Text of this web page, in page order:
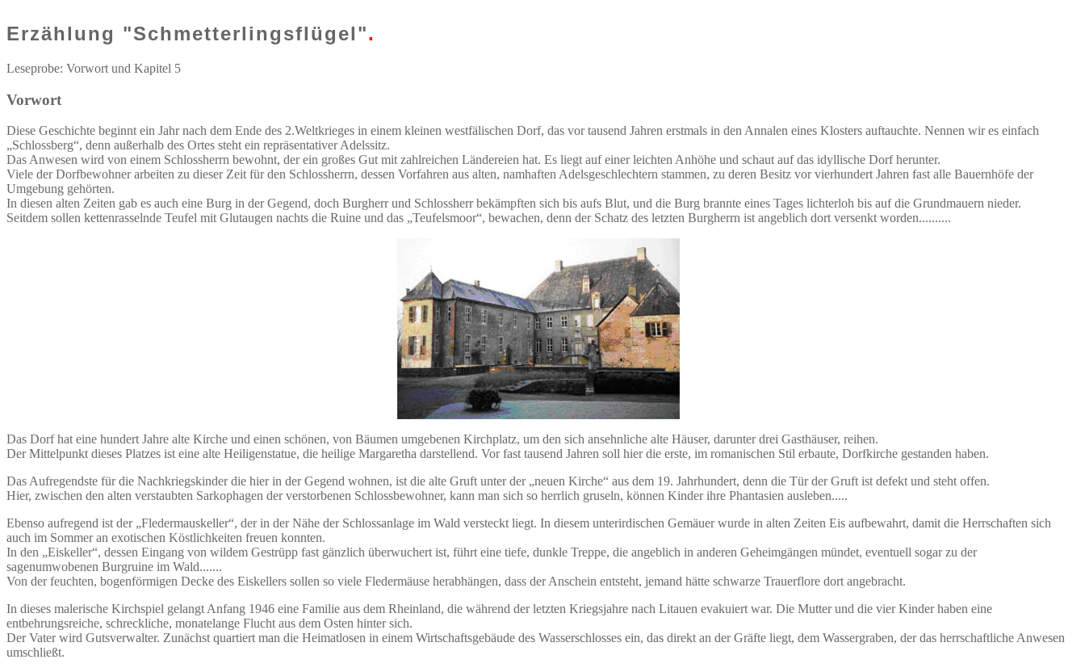
Erzählung "Schmetterlingsflügel".
Leseprobe: Vorwort und Kapitel 5
Vorwort
Diese Geschichte beginnt ein Jahr nach dem Ende des 2.Weltkrieges in einem kleinen westfälischen Dorf, das vor tausend Jahren erstmals in den Annalen eines Klosters auftauchte. Nennen wir es einfach
„Schlossberg“, denn außerhalb des Ortes steht ein repräsentativer Adelssitz.
Das Anwesen wird von einem Schlossherrn bewohnt, der ein großes Gut mit zahlreichen Ländereien hat. Es liegt auf einer leichten Anhöhe und schaut auf das idyllische Dorf herunter.
Viele der Dorfbewohner arbeiten zu dieser Zeit für den Schlossherrn, dessen Vorfahren aus alten, namhaften Adelsgeschlechtern stammen, zu deren Besitz vor vierhundert Jahren fast alle Bauernhöfe der
Umgebung gehörten.
In diesen alten Zeiten gab es auch eine Burg in der Gegend, doch Burgherr und Schlossherr bekämpften sich bis aufs Blut, und die Burg brannte eines Tages lichterloh bis auf die Grundmauern nieder.
Seitdem sollen kettenrasselnde Teufel mit Glutaugen nachts die Ruine und das „Teufelsmoor“, bewachen, denn der Schatz des letzten Burgherrn ist angeblich dort versenkt worden..........
Das Dorf hat eine hundert Jahre alte Kirche und einen schönen, von Bäumen umgebenen Kirchplatz, um den sich ansehnliche alte Häuser, darunter drei Gasthäuser, reihen.
Der Mittelpunkt dieses Platzes ist eine alte Heiligenstatue, die heilige Margaretha darstellend. Vor fast tausend Jahren soll hier die erste, im romanischen Stil erbaute, Dorfkirche gestanden haben.
Das Aufregendste für die Nachkriegskinder die hier in der Gegend wohnen, ist die alte Gruft unter der „neuen Kirche“ aus dem 19. Jahrhundert, denn die Tür der Gruft ist defekt und steht offen.
Hier, zwischen den alten verstaubten Sarkophagen der verstorbenen Schlossbewohner, kann man sich so herrlich gruseln, können Kinder ihre Phantasien ausleben.....
Ebenso aufregend ist der „Fledermauskeller“, der in der Nähe der Schlossanlage im Wald versteckt liegt. In diesem unterirdischen Gemäuer wurde in alten Zeiten Eis aufbewahrt, damit die Herrschaften sich
auch im Sommer an exotischen Köstlichkeiten freuen konnten.
In den „Eiskeller“, dessen Eingang von wildem Gestrüpp fast gänzlich überwuchert ist, führt eine tiefe, dunkle Treppe, die angeblich in anderen Geheimgängen mündet, eventuell sogar zu der
sagenumwobenen Burgruine im Wald.......
Von der feuchten, bogenförmigen Decke des Eiskellers sollen so viele Fledermäuse herabhängen, dass der Anschein entsteht, jemand hätte schwarze Trauerflore dort angebracht.
In dieses malerische Kirchspiel gelangt Anfang 1946 eine Familie aus dem Rheinland, die während der letzten Kriegsjahre nach Litauen evakuiert war. Die Mutter und die vier Kinder haben eine
entbehrungsreiche, schreckliche, monatelange Flucht aus dem Osten hinter sich.
Der Vater wird Gutsverwalter. Zunächst quartiert man die Heimatlosen in einem Wirtschaftsgebäude des Wasserschlosses ein, das direkt an der Gräfte liegt, dem Wassergraben, der das herrschaftliche Anwesen
umschließt.